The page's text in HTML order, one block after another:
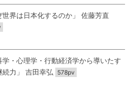
世界は日本化するのか」 佐藤芳直
学・心理学・行動経済学から導いたす
続力」 吉田幸弘
578pv